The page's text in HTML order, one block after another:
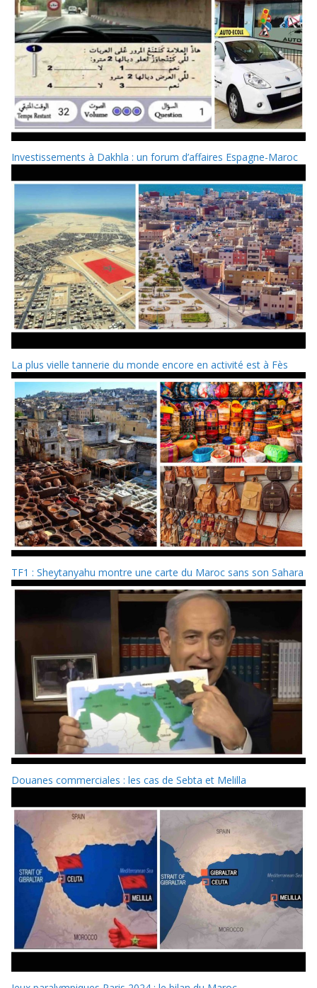
Investissements à Dakhla : un forum d’affaires Espagne-Maroc
La plus vielle tannerie du monde encore en activité est à Fès
TF1 : Sheytanyahu montre une carte du Maroc sans son Sahara
Douanes commerciales : les cas de Sebta et Melilla